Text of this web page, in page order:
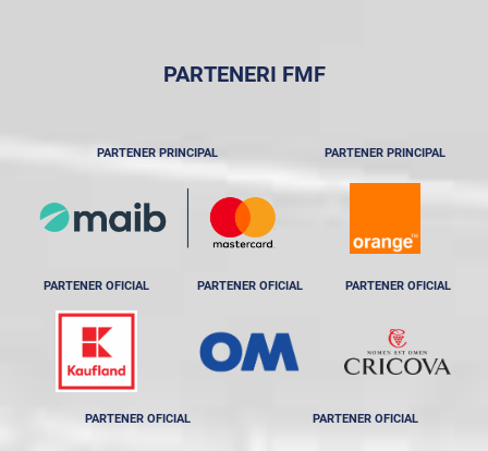
PARTENERI FMF
PARTENER PRINCIPAL PARTENER PRINCIPAL
PARTENER OFICIAL PARTENER OFICIAL PARTENER OFICIAL
PARTENER OFICIAL PARTENER OFICIAL